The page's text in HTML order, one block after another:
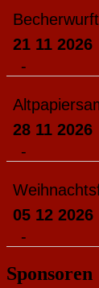
21 11 2026
-
28 11 2026
-
05 12 2026
-
Sponsoren